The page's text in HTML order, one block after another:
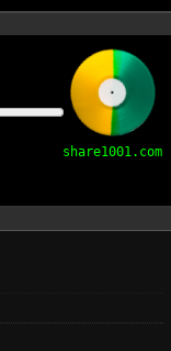
share1001.com